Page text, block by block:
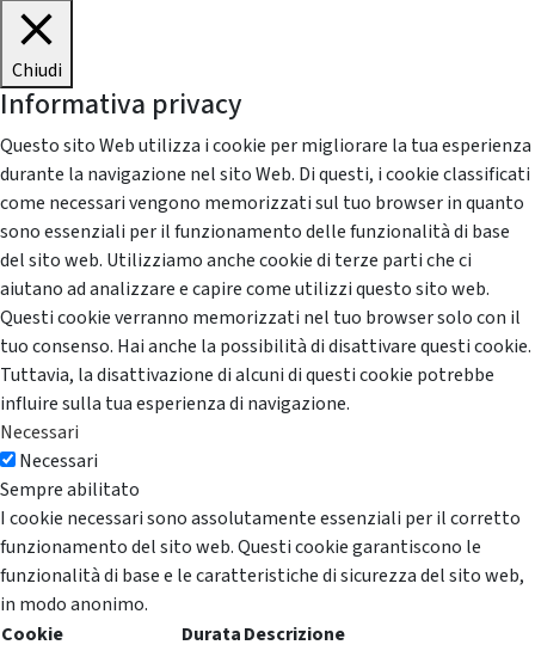
Chiudi
Informativa privacy
Questo sito Web utilizza i cookie per migliorare la tua esperienza
durante la navigazione nel sito Web. Di questi, i cookie classificati
come necessari vengono memorizzati sul tuo browser in quanto
sono essenziali per il funzionamento delle funzionalità di base
del sito web. Utilizziamo anche cookie di terze parti che ci
aiutano ad analizzare e capire come utilizzi questo sito web.
Questi cookie verranno memorizzati nel tuo browser solo con il
tuo consenso. Hai anche la possibilità di disattivare questi cookie.
Tuttavia, la disattivazione di alcuni di questi cookie potrebbe
influire sulla tua esperienza di navigazione.
Necessari
Necessari
Sempre abilitato
I cookie necessari sono assolutamente essenziali per il corretto
funzionamento del sito web. Questi cookie garantiscono le
funzionalità di base e le caratteristiche di sicurezza del sito web,
in modo anonimo.
Cookie
DurataDescrizione